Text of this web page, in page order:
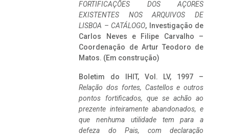
FORTIFICAÇÕES DOS AÇORES
EXISTENTES NOS ARQUIVOS DE
LISBOA – CATÁLOGO, Investigação de
Carlos Neves e Filipe Carvalho –
Coordenação de Artur Teodoro de
Matos. (Em construção)
Boletim do IHIT, Vol. LV, 1997 –
Relação dos fortes, Castellos e outros
pontos fortificados, que se achão ao
prezente inteiramente abandonados, e
que nenhuma utilidade tem para a
defeza do Pais, com declaração